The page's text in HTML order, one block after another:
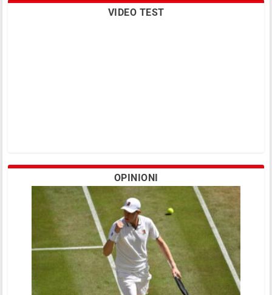
VIDEO TEST
OPINIONI